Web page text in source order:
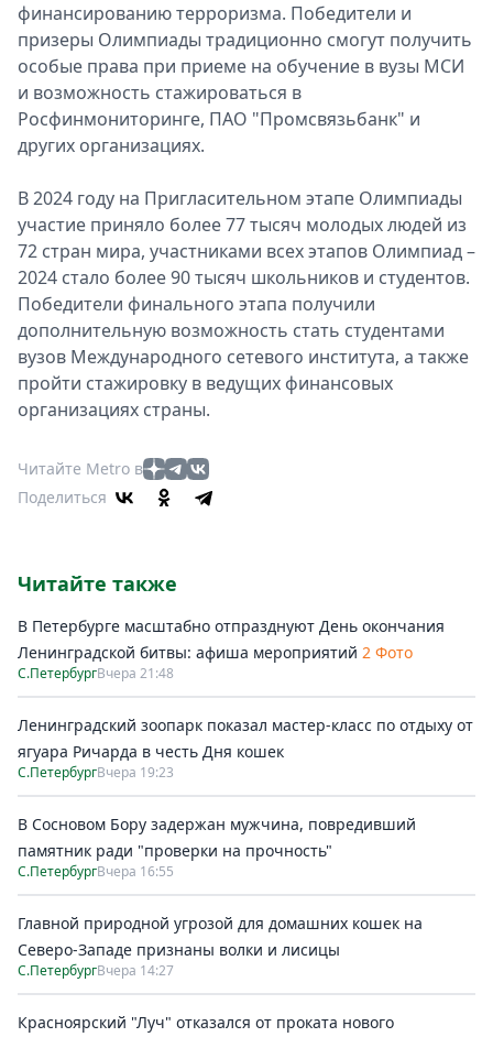
финансированию терроризма. Победители и
призеры Олимпиады традиционно смогут получить
особые права при приеме на обучение в вузы МСИ
и возможность стажироваться в
Росфинмониторинге, ПАО "Промсвязьбанк" и
других организациях.
В 2024 году на Пригласительном этапе Олимпиады
участие приняло более 77 тысяч молодых людей из
72 стран мира, участниками всех этапов Олимпиад –
2024 стало более 90 тысяч школьников и студентов.
Победители финального этапа получили
дополнительную возможность стать студентами
вузов Международного сетевого института, а также
пройти стажировку в ведущих финансовых
организациях страны.
Читайте Metro в
Поделиться
Читайте также
В Петербурге масштабно отпразднуют День окончания
Ленинградской битвы: афиша мероприятий 2 Фото
С.ПетербургВчера 21:48
Ленинградский зоопарк показал мастер-класс по отдыху от
ягуара Ричарда в честь Дня кошек
С.ПетербургВчера 19:23
В Сосновом Бору задержан мужчина, повредивший
памятник ради "проверки на прочность"
С.ПетербургВчера 16:55
Главной природной угрозой для домашних кошек на
Северо-Западе признаны волки и лисицы
С.ПетербургВчера 14:27
Красноярский "Луч" отказался от проката нового